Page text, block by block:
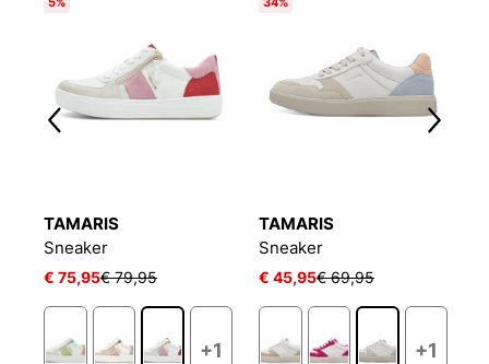
TAMARIS
Sneaker
€ 75,95€ 79,95
+1
TAMARIS
Sneaker
€ 45,95€ 69,95
+1